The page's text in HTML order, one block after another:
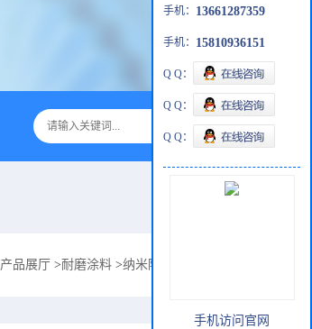
产品展厅 >耐磨涂料 >纳米陶瓷黑体辐射涂料，高吸收
手机： 13661287359
手机： 15810936151
Q Q：
Q Q：
Q Q：
手机访问官网